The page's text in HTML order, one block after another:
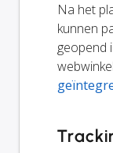
Na het
kunnen
geopend